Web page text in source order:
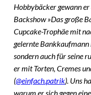
Hobbybäcker gewann
Backshow »Das große
Cupcake-Trophäe mit
gelernte Bankkaufmann
sondern auch für seine
er mit Torten, Cremes
(@einfach.patrik). Uns
warum er sich gegen